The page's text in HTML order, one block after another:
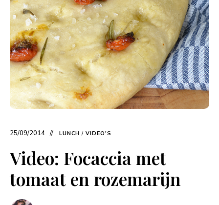
25/09/2014 LUNCH / VIDEO'S
Video: Focaccia met
tomaat en rozemarijn